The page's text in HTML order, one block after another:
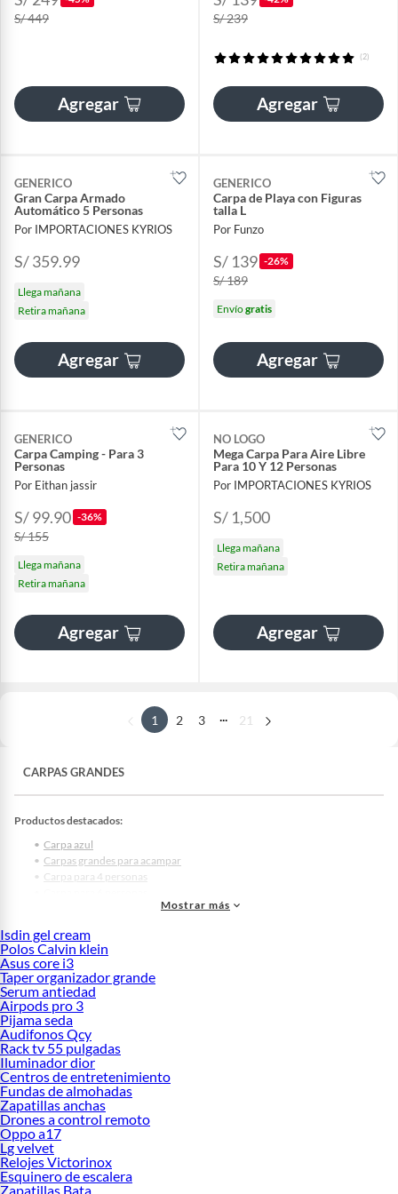
S/ 449
Agregar
S/ 239
(2)
Agregar
GENERICO
Gran Carpa Armado
Automático 5 Personas
Por IMPORTACIONES KYRIOS
S/ 359.99
Llega mañana
Retira mañana
Agregar
GENERICO
Carpa de Playa con Figuras
talla L
Por Funzo
S/ 139 -26%
S/ 189
Envíogratis
Agregar
GENERICO
Carpa Camping - Para 3
Personas
Por Eithan jassir
S/ 99.90 -36%
S/ 155
Llega mañana
Retira mañana
Agregar
NO LOGO
Mega Carpa Para Aire Libre
Para 10 Y 12 Personas
Por IMPORTACIONES KYRIOS
S/ 1,500
Llega mañana
Retira mañana
Agregar
1 2 3 ... 21
CARPAS GRANDES
Productos destacados:
Carpa azul
Carpas grandes para acampar
Carpa para 4 personas
Carpas para acampar 2 personas
Carpa inflable
Carpas armables
Carpas plegables
Carpa klimber 4 personas
Carpas impermeables
Carpa 4 estaciones
Carpas de lona
Carpa para 8 personas
Carpas para niños
Carpas para playa
Carpas para acampar 4 personas
Carpas para niñas
Carpas para negocio
Carpas tipi
Carpas camping alta montaña
Próximos eventos:
Mostrar más
Isdin gel cream
Polos Calvin klein
Asus core i3
Taper organizador grande
Serum antiedad
Airpods pro 3
Pijama seda
Audifonos Qcy
Rack tv 55 pulgadas
Iluminador dior
Centros de entretenimiento
Fundas de almohadas
Zapatillas anchas
Drones a control remoto
Oppo a17
Lg velvet
Relojes Victorinox
Esquinero de escalera
Zapatillas Bata